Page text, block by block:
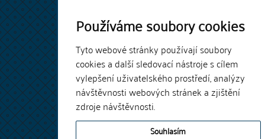
Používáme soubory cookies
Tyto webové stránky používají soubory
cookies a další sledovací nástroje s cílem
vylepšení uživatelského prostředí, analýzy
návštěvnosti webových stránek a zjištění
zdroje návštěvnosti.
Souhlasím